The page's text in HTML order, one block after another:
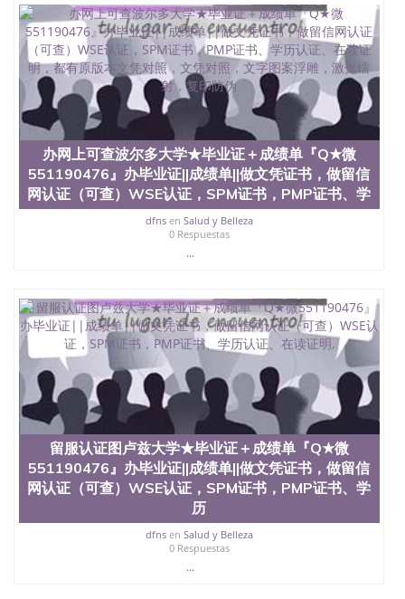
办网上可查波尔多大学★毕业证＋成绩单『Q★微
551190476』办毕业证||成绩单||做文凭证书，做留信
网认证（可查）WSE认证，SPM证书，PMP证书、学
dfnsen Salud y Belleza
0 Respuestas
...
留服认证图卢兹大学★毕业证＋成绩单『Q★微
551190476』办毕业证||成绩单||做文凭证书，做留信
网认证（可查）WSE认证，SPM证书，PMP证书、学
历
dfnsen Salud y Belleza
0 Respuestas
...